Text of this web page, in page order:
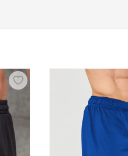
захваты и рывки.
для спорта, в том